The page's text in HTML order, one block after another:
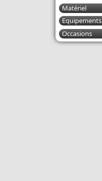
Matériel
Equipements
Occasions